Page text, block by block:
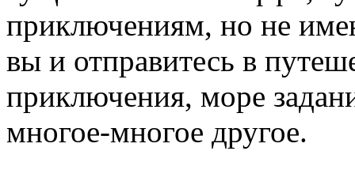
приключениям, но не
вы и отправитесь в
приключения, море
многое-многое другое.